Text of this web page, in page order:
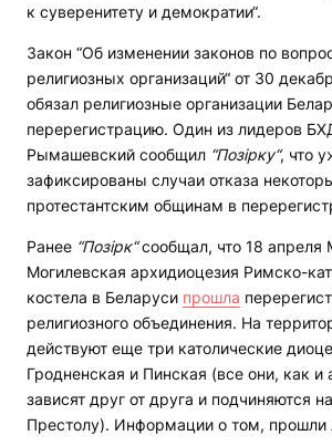
к суверенитету и демократии“.
Закон “Об изменении законов по
религиозных организаций“ от 30
обязал религиозные организации
перерегистрацию. Один из лидеров
Рымашевский сообщил “Позірку“, что
зафиксированы случаи отказа
протестантским общинам в
Ранее “Позірк“сообщал, что 18 апреля
Могилевская архидиоцезия Римско-
костела в Беларуси прошла
религиозного объединения. На
действуют еще три католические
Гродненская и Пинская (все они, как и
зависят друг от друга и подчиняются
Престолу). Информации о том, прошли